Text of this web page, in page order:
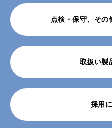
点検・保守、その
取扱い製
採用